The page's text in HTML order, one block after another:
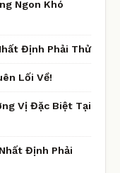
Ngon Khó
Định Phải Thử
Lối Về!
Vị Đặc Biệt Tại
Định Phải